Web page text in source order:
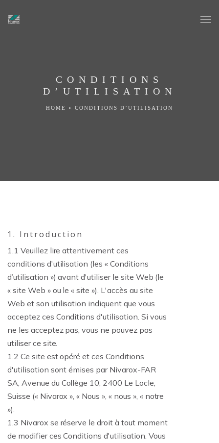
CONDITIONS
D’UTILISATION
HOME • CONDITIONS D’UTILISATION
1. Introduction
1.1 Veuillez lire attentivement ces
conditions d'utilisation (les « Conditions
d’utilisation ») avant d'utiliser le site Web (le
« site Web » ou le « site »). L'accès au site
Web et son utilisation indiquent que vous
acceptez ces Conditions d'utilisation. Si vous
ne les acceptez pas, vous ne pouvez pas
utiliser ce site.
1.2 Ce site est opéré et ces Conditions
d'utilisation sont émises par Nivarox-FAR
SA, Avenue du Collège 10, 2400 Le Locle,
Suisse (« Nivarox », « Nous », « nous », « notre
»).
1.3 Nivarox se réserve le droit à tout moment
de modifier ces Conditions d'utilisation. Vous